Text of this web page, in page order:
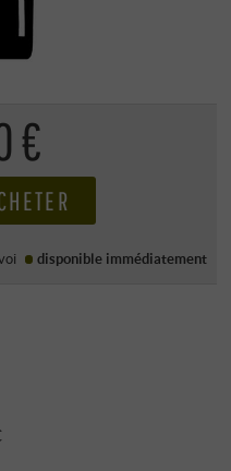
€
disponible immédiatement